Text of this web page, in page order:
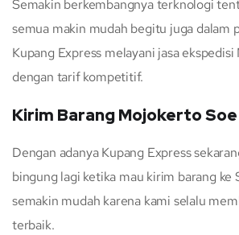
Semakin berkembangnya terknologi
semua makin mudah begitu juga dalam
Kupang Express melayani jasa
dengan tarif kompetitif.
Kirim Barang Mojokerto Soe
Dengan adanya Kupang Express
bingung lagi ketika mau kirim barang ke
semakin mudah karena kami selalu
terbaik.